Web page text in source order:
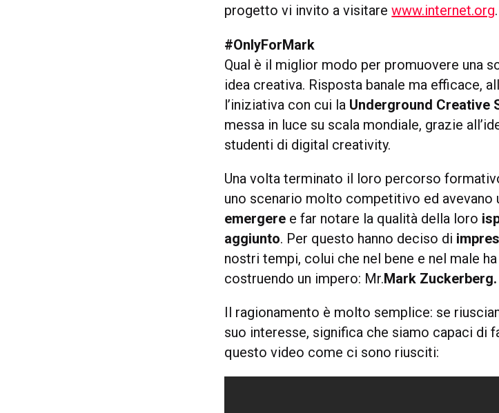
progetto vi invito a visitarewww.internet.org.
#OnlyForMark
Qual è il miglior modo per promuovere una
idea creativa. Risposta banale ma efficace,
l’iniziativa con cui la Underground Creative
messa in luce su scala mondiale, grazie
studenti di digital creativity.
Una volta terminato il loro percorso
uno scenario molto competitivo ed avevano
emergere e far notare la qualità della loro
aggiunto. Per questo hanno deciso di
nostri tempi, colui che nel bene e nel male
costruendo un impero: Mr.Mark Zuckerberg.
Il ragionamento è molto semplice: se
suo interesse, significa che siamo capaci di
questo video come ci sono riusciti: